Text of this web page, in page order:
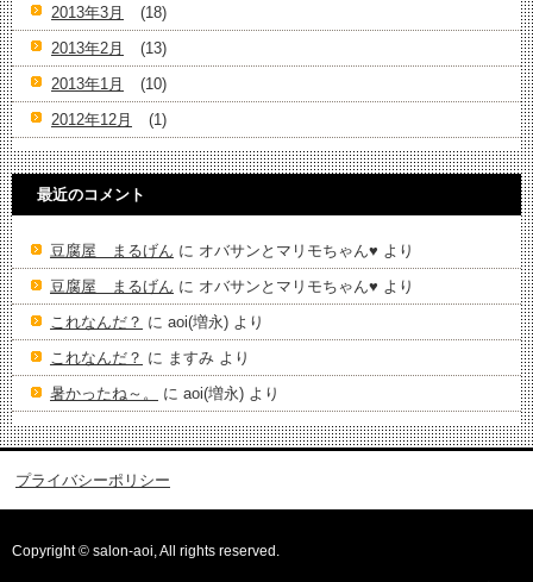
2013年3月
(18)
2013年2月
(13)
2013年1月
(10)
2012年12月
(1)
最近のコメント
豆腐屋 まるげん に オバサンとマリモちゃん♥️ より
豆腐屋 まるげん に オバサンとマリモちゃん♥️ より
これなんだ？ に aoi(増永) より
これなんだ？ に ますみ より
暑かったね～。
に aoi(増永) より
プライバシーポリシー
Copyright © salon-aoi, All rights reserved.